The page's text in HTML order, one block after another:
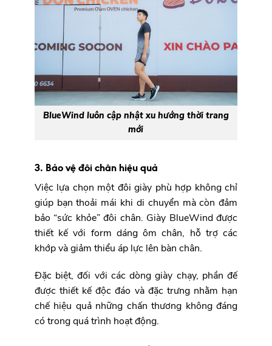
BlueWind luôn cập nhật xu hướng thời trang
mới
3. Bảo vệ đôi chân hiệu quả
Việc lựa chọn một đôi giày phù hợp không chỉ
giúp bạn thoải mái khi di chuyển mà còn đảm
bảo “sức khỏe” đôi chân. Giày BlueWind được
thiết kế với form dáng ôm chân, hỗ trợ các
khớp và giảm thiểu áp lực lên bàn chân.
Đặc biệt, đối với các dòng giày chạy, phần đế
được thiết kế độc đáo và đặc trưng nhằm hạn
chế hiệu quả những chấn thương không đáng
có trong quá trình hoạt động.